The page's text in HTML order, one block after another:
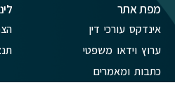
מפת אתר
אינדקס עורכי דין
ערוץ וידאו משפטי
כתבות ומאמרים